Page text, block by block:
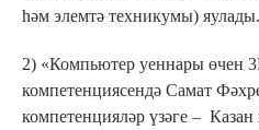
һәм элемтә техникумы) яулады.
2) «Компьютер уеннары өчен
компетенциясендә Самат
компетенцияләр үзәге –